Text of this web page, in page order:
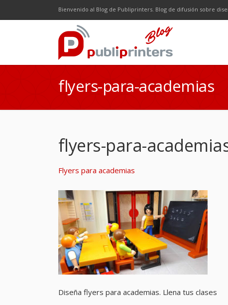
Bienvenido al Blog de Publiprinters. Blog de difusión sobre
FacebookTwitterGoogle Plus
LinkedIn
flyers-para-academias
flyers-para-
Flyers para academias
Diseña flyers para academias. Llena tus clases